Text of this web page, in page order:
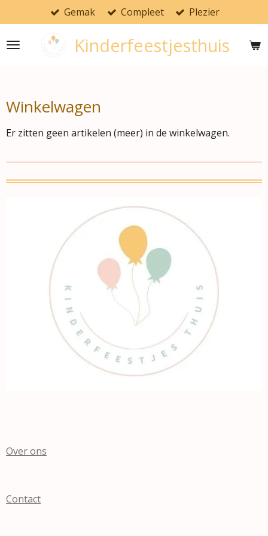
direct
naar
Kinderfeestjesthuis
Gemak Compleet Plezier
Winkelwagen
Er zitten geen artikelen (meer) in de winkelwagen.
Over ons
Contact